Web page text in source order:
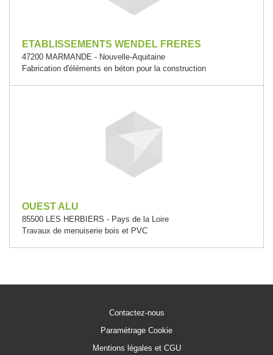
ETABLISSEMENTS WENDEL FRERES
47200 MARMANDE - Nouvelle-Aquitaine
Fabrication d'éléments en béton pour la construction
OUEST ALU
85500 LES HERBIERS - Pays de la Loire
Travaux de menuiserie bois et PVC
Contactez-nous
Paramétrage Cookie
Mentions légales et CGU